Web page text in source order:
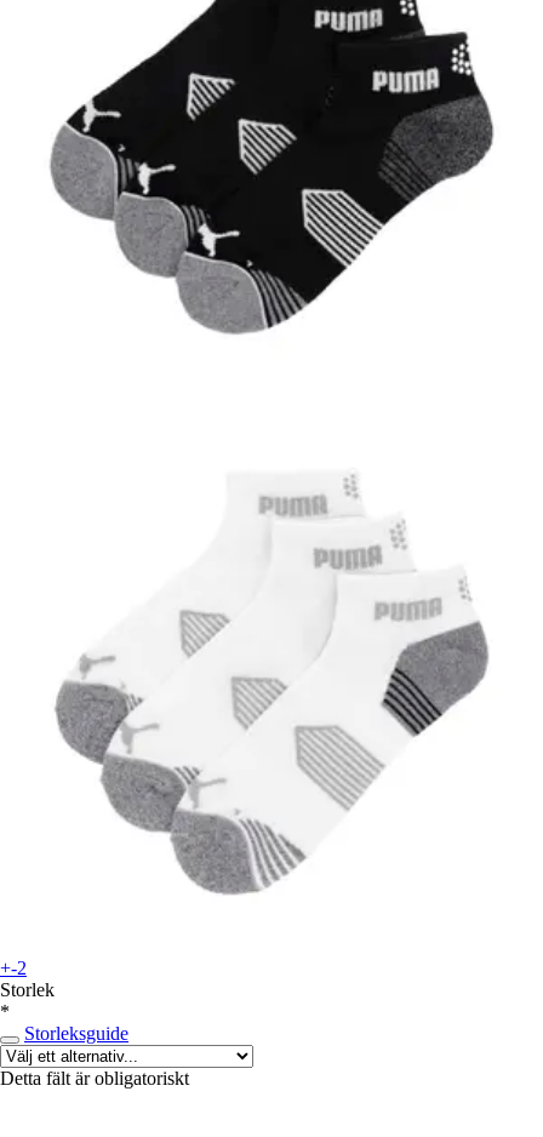
+-2
Storlek
*
Storleksguide
Detta fält är obligatoriskt